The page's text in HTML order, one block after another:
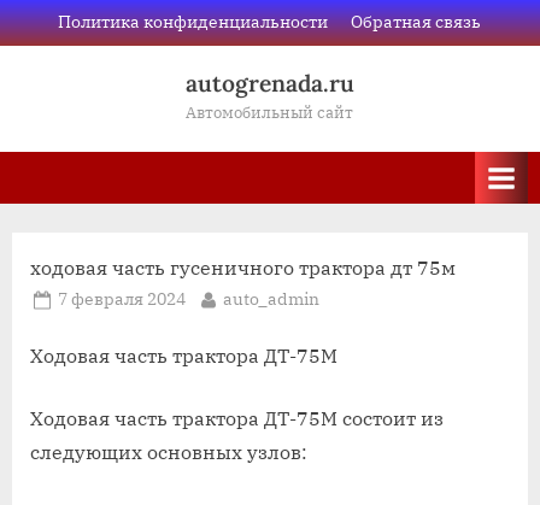
Skip
to
Политика конфиденциальности Обратная связь
autogrenada.ru
Автомобильный сайт
ходовая часть гусеничного трактора дт 75м
Posted
7 февраля 2024 By
auto_admin
Ходовая часть трактора ДТ-75М
Ходовая часть трактора ДТ-75М состоит из
следующих основных узлов: